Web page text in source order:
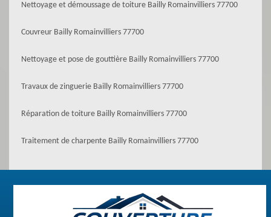
Nettoyage et démoussage de toiture Bailly Romainvilliers 77700
Couvreur Bailly Romainvilliers 77700
Nettoyage et pose de gouttière Bailly Romainvilliers 77700
Travaux de zinguerie Bailly Romainvilliers 77700
Réparation de toiture Bailly Romainvilliers 77700
Traitement de charpente Bailly Romainvilliers 77700